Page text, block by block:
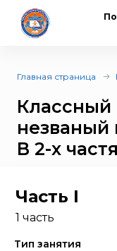
Главная страница
Классный
незваный
В 2-х
Часть I
1 часть
Тип занятия